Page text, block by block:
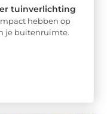
tuinverlichting
hebben op
je buitenruimte.